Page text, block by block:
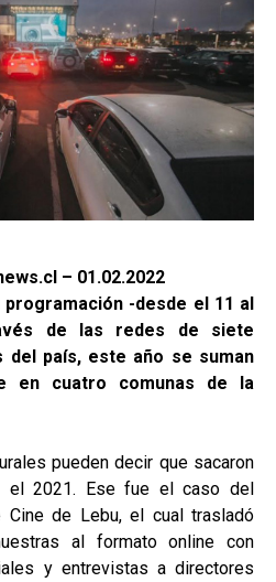
– 01.02.2022
-desde el 11 al
de las redes de siete
del país, este año se suman
en cuatro comunas de la
pueden decir que sacaron
el 2021. Ese fue el caso del
Cine de Lebu, el cual trasladó
al formato online con
y entrevistas a directores